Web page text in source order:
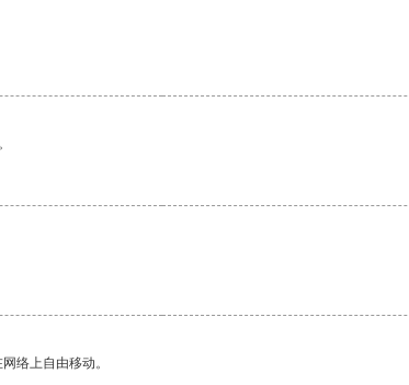
络上自由移动。